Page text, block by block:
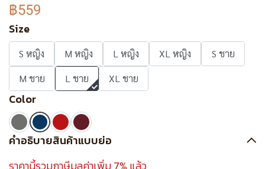
฿559
Size
S หญิง M หญิง L หญิง XL หญิง
S ชาย
M ชาย
L ชาย XL ชาย
Color
คำอธิบายสินค้าแบบย่อ
ราคานี้รวมภาษีมูลค่าเพิ่ม 7% แล้ว